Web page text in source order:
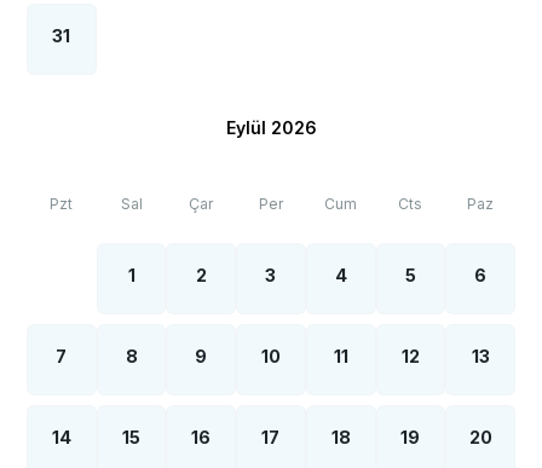
31
Eylül 2026
Pzt Sal Çar Per Cum Cts Paz
1 2 3 4 5 6
7 8 9 10 11 12 13
14 15 16 17 18 19 20